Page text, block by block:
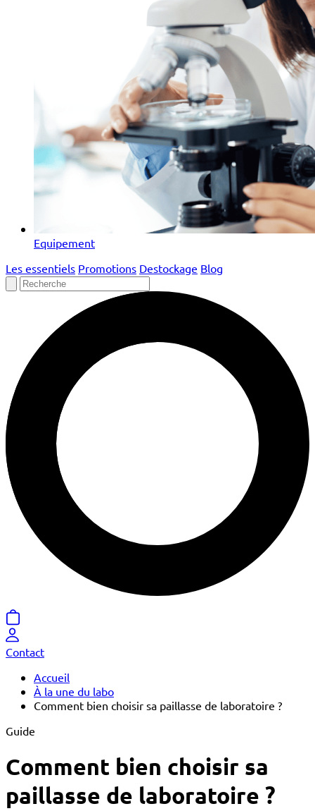
Equipement
Les essentiels Promotions Destockage Blog
Contact
Accueil
À la une du labo
Comment bien choisir sa paillasse de laboratoire ?
Guide
Comment bien choisir sa
paillasse de laboratoire ?